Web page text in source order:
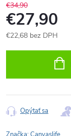
€34,90
€27,90
€22,68 bez DPH
Opýtať sa